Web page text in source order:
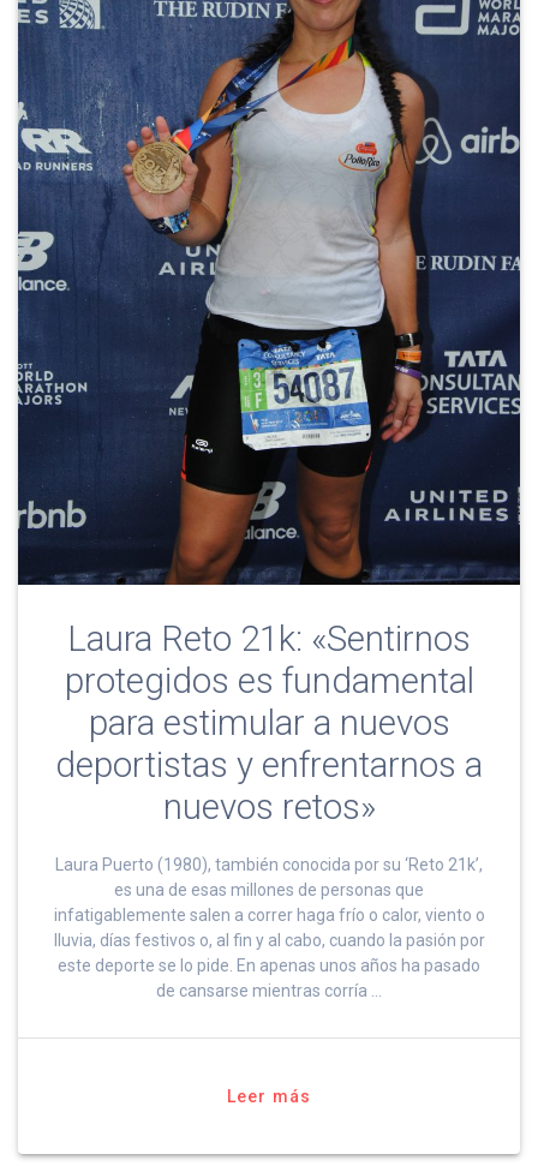
Laura Reto 21k: «Sentirnos
protegidos es fundamental
para estimular a nuevos
deportistas y enfrentarnos a
nuevos retos»
Laura Puerto (1980), también conocida por su ‘Reto 21k’,
es una de esas millones de personas que
infatigablemente salen a correr haga frío o calor, viento o
lluvia, días festivos o, al fin y al cabo, cuando la pasión por
este deporte se lo pide. En apenas unos años ha pasado
de cansarse mientras corría …
Leer más